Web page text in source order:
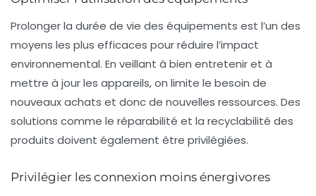
Prolonger la durée de vie des équipements est l’un des
moyens les plus efficaces pour réduire l’impact
environnemental. En veillant à bien entretenir et à
mettre à jour les appareils, on limite le besoin de
nouveaux achats et donc de nouvelles ressources. Des
solutions comme le réparabilité et la recyclabilité des
produits doivent également être privilégiées.
Privilégier les connexion moins énergivores